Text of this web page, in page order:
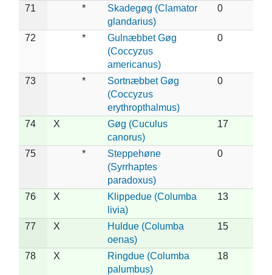
71 *
Skadegøg (Clamator
glandarius)
0
72 *
Gulnæbbet Gøg
(Coccyzus
americanus)
0
73 *
Sortnæbbet Gøg
(Coccyzus
erythropthalmus)
0
74 X
Gøg (Cuculus
canorus)
17
75 *
Steppehøne
(Syrrhaptes
paradoxus)
0
76 X
Klippedue (Columba
livia)
13
77 X
Huldue (Columba
oenas)
15
78 X
Ringdue (Columba
palumbus)
18